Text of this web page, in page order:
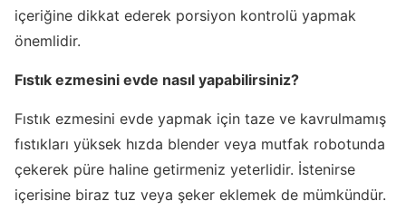
içeriğine dikkat ederek porsiyon kontrolü yapmak
önemlidir.
Fıstık ezmesini evde nasıl yapabilirsiniz?
Fıstık ezmesini evde yapmak için taze ve kavrulmamış
fıstıkları yüksek hızda blender veya mutfak robotunda
çekerek püre haline getirmeniz yeterlidir. İstenirse
içerisine biraz tuz veya şeker eklemek de mümkündür.